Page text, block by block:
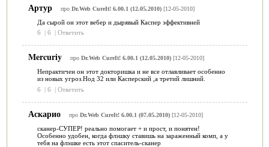
Артур про Dr.Web CureIt! 6.00.1 (12.05.2010)[12-05-2010]
Да сырой он этот вебер и дырявый Каспер эффективней
6
| 6 | Ответить
Mercuriy про Dr.Web CureIt! 6.00.1 (12.05.2010)[12-05-2010]
Непрактичен он этот докторишка и не все отлавливает особенно
из новых угроз.Нод 32 или Касперский ,а третий лишний.
6
| 6 | Ответить
Аскарио про Dr.Web CureIt! 6.00.1 (07.05.2010)[12-05-2010]
сканер-СУПЕР! реально помогает + и прост, и понятен!
Особенно удобен, когда флэшку ставишь на зараженный комп, а у
тебя на флэшке есть этот спаситель-сканер